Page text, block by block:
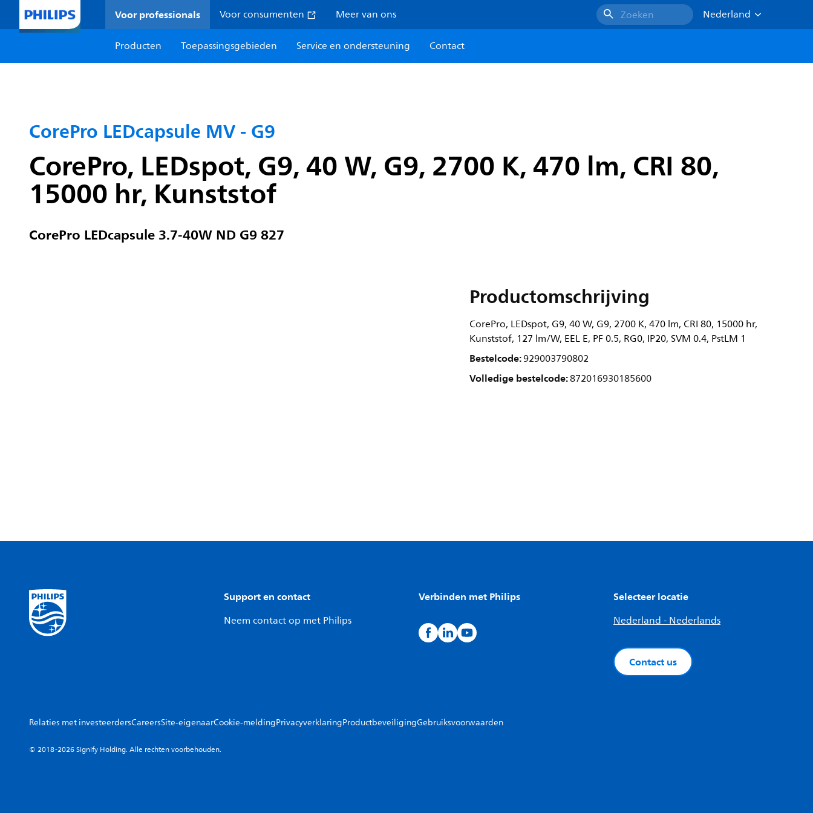
Voor professionals Voor consumenten Meer van ons Zoeken
Nederland
Producten
Toepassingsgebieden Service en ondersteuning Contact
CorePro LEDcapsule MV - G9
CorePro, LEDspot, G9, 40 W, G9, 2700 K, 470 lm, CRI 80,
15000 hr, Kunststof
CorePro LEDcapsule 3.7-40W ND G9 827
Productomschrijving
CorePro, LEDspot, G9, 40 W, G9, 2700 K, 470 lm, CRI 80, 15000 hr,
Kunststof, 127 lm/W, EEL E, PF 0.5, RG0, IP20, SVM 0.4, PstLM 1
Bestelcode:929003790802
Volledige bestelcode:872016930185600
Support en contact
Neem contact op met Philips
Verbinden met Philips Selecteer locatie
Nederland - Nederlands
Contact us
Relaties met investeerdersCareersSite-eigenaarCookie-meldingPrivacyverklaringProductbeveiligingGebruiksvoorwaarden
© 2018-2026 Signify Holding. Alle rechten voorbehouden.